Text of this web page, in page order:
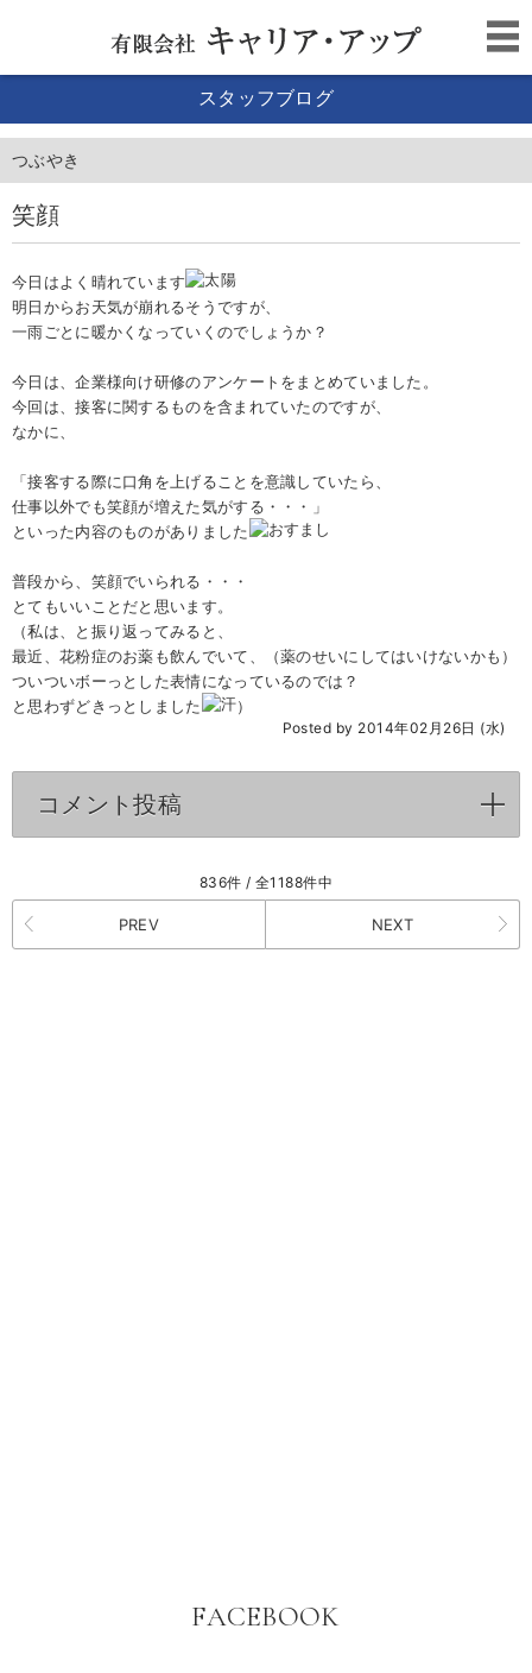
スタッフブログ
つぶやき
笑顔
今日はよく晴れています
明日からお天気が崩れるそうですが、
一雨ごとに暖かくなっていくのでしょうか？
今日は、企業様向け研修のアンケートをまとめていました。
今回は、接客に関するものを含まれていたのですが、
なかに、
「接客する際に口角を上げることを意識していたら、
仕事以外でも笑顔が増えた気がする・・・」
といった内容のものがありました
普段から、笑顔でいられる・・・
とてもいいことだと思います。
（私は、と振り返ってみると、
最近、花粉症のお薬も飲んでいて、（薬のせいにしてはいけないかも）
ついついボーっとした表情になっているのでは？
と思わずどきっとしました
）
Posted by 2014年02月26日 (水)
コメント投稿
836件 / 全1188件中
PREV NEXT
FACEBOOK